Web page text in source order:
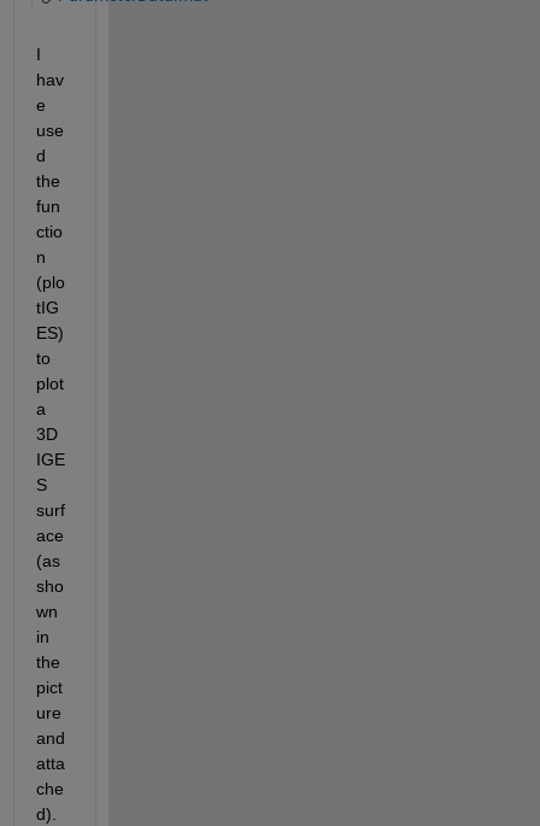
I
hav
e
use
d
the
fun
ctio
n
(plo
tIG
ES)
to
plot
a
3D
IGE
S
surf
ace
(as
sho
wn
in
the
pict
ure
and
atta
che
d).